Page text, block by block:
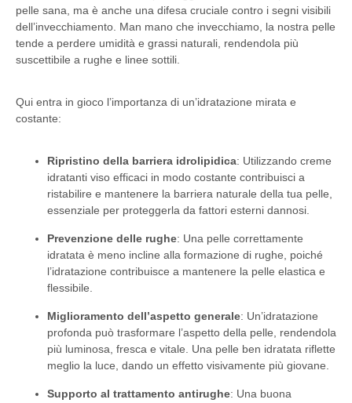
pelle sana, ma è anche una difesa cruciale contro i segni visibili
dell’invecchiamento. Man mano che invecchiamo, la nostra pelle
tende a perdere umidità e grassi naturali, rendendola più
suscettibile a rughe e linee sottili.
Qui entra in gioco l’importanza di un’idratazione mirata e
costante:
Ripristino della barriera idrolipidica: Utilizzando creme
idratanti viso efficaci in modo costante contribuisci a
ristabilire e mantenere la barriera naturale della tua pelle,
essenziale per proteggerla da fattori esterni dannosi.
Prevenzione delle rughe: Una pelle correttamente
idratata è meno incline alla formazione di rughe, poiché
l’idratazione contribuisce a mantenere la pelle elastica e
flessibile.
Miglioramento dell’aspetto generale: Un’idratazione
profonda può trasformare l’aspetto della pelle, rendendola
più luminosa, fresca e vitale. Una pelle ben idratata riflette
meglio la luce, dando un effetto visivamente più giovane.
Supporto al trattamento antirughe: Una buona